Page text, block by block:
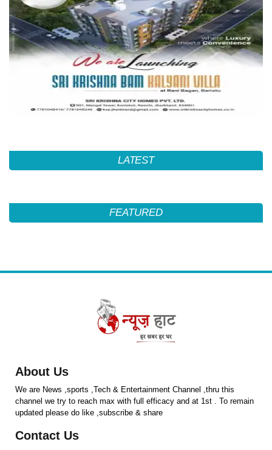
LATEST
FEATURED
About Us
We are News ,sports ,Tech & Entertainment Channel ,thru this
channel we try to reach max with full efficacy and at 1st . To remain
updated please do like ,subscribe & share
Contact Us